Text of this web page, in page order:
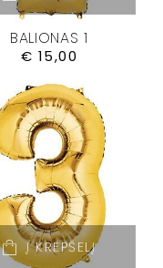
BALIONAS 1
€ 15,00
Į KREPŠELĮ